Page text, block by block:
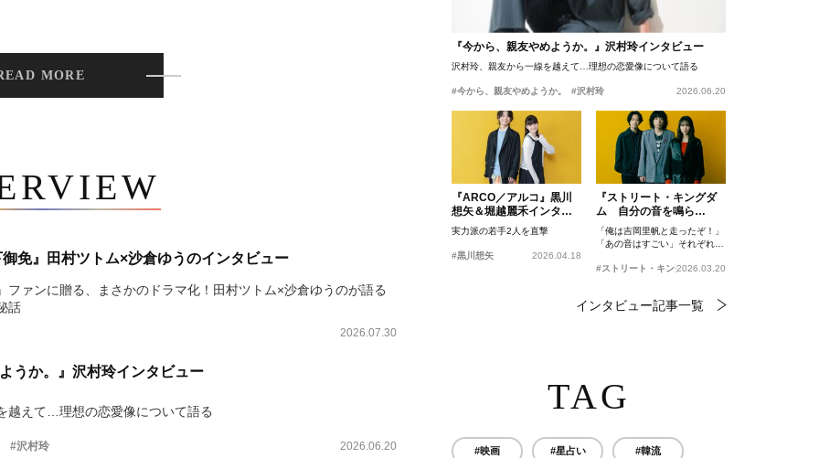
MORE
免』田村ツトム×沙倉ゆうのインタビュー
ファンに贈る、まさかのドラマ化！田村ツトム×沙倉ゆうのが語る
話
2026.07.30
うか。』沢村玲インタビュー
越えて…理想の恋愛像について語る
#沢村玲 2026.06.20
『今から、親友やめようか。』沢村玲インタビュー
沢村玲、親友から一線を越えて…理想の恋愛像について語る
#今から、親友やめようか。 #沢村玲 2026.06.20
『ARCO／アルコ』黒川
想矢＆堀越麗禾インタビ
ュー
実力派の若手2人を直撃
#黒川想矢 2026.04.18
『ストリート・キングダ
ム 自分の音を鳴ら
せ。』峯田和伸、若葉竜
也、吉岡里帆インタビュ
ー
「俺は吉岡里帆と走ったぞ！」
「あの音はすごい」それぞれの
#ストリート・キングダム 自分の音を鳴らせ。
2026.03.20
インタビュー記事一覧
TAG
#映画 #星占い #韓流